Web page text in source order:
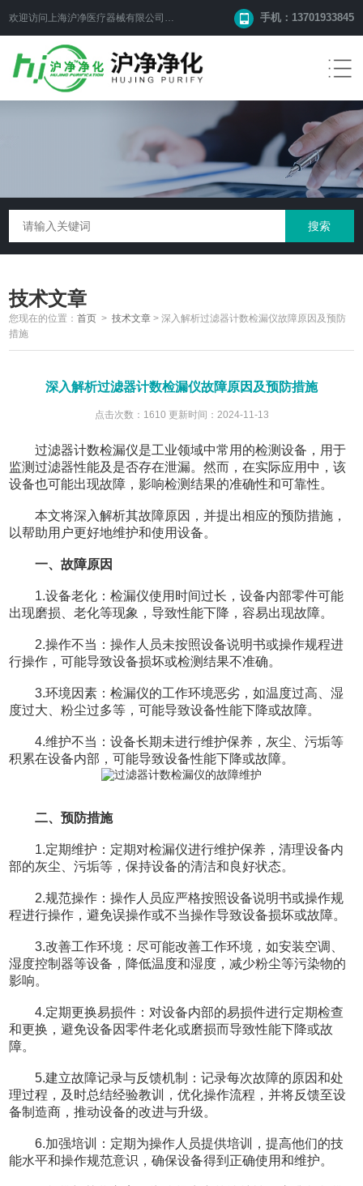
欢迎访问上海沪净医疗器械有限公司网站！ 手机：13701933845
技术文章
您现在的位置：首页 >技术文章 >深入解析过滤器计数检漏仪故障原因及预防
措施
深入解析过滤器计数检漏仪故障原因及预防措施
点击次数：1610 更新时间：2024-11-13
过滤器计数检漏仪是工业领域中常用的检测设备，用于
监测过滤器性能及是否存在泄漏。然而，在实际应用中，该
设备也可能出现故障，影响检测结果的准确性和可靠性。
本文将深入解析其故障原因，并提出相应的预防措施，
以帮助用户更好地维护和使用设备。
一、故障原因
1.设备老化：检漏仪使用时间过长，设备内部零件可能
出现磨损、老化等现象，导致性能下降，容易出现故障。
2.操作不当：操作人员未按照设备说明书或操作规程进
行操作，可能导致设备损坏或检测结果不准确。
3.环境因素：检漏仪的工作环境恶劣，如温度过高、湿
度过大、粉尘过多等，可能导致设备性能下降或故障。
4.维护不当：设备长期未进行维护保养，灰尘、污垢等
积累在设备内部，可能导致设备性能下降或故障。
二、预防措施
1.定期维护：定期对检漏仪进行维护保养，清理设备内
部的灰尘、污垢等，保持设备的清洁和良好状态。
2.规范操作：操作人员应严格按照设备说明书或操作规
程进行操作，避免误操作或不当操作导致设备损坏或故障。
3.改善工作环境：尽可能改善工作环境，如安装空调、
湿度控制器等设备，降低温度和湿度，减少粉尘等污染物的
影响。
4.定期更换易损件：对设备内部的易损件进行定期检查
和更换，避免设备因零件老化或磨损而导致性能下降或故
障。
5.建立故障记录与反馈机制：记录每次故障的原因和处
理过程，及时总结经验教训，优化操作流程，并将反馈至设
备制造商，推动设备的改进与升级。
6.加强培训：定期为操作人员提供培训，提高他们的技
能水平和操作规范意识，确保设备得到正确使用和维护。